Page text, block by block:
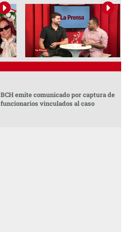
BCH emite comunicado por captura de
funcionarios vinculados al caso